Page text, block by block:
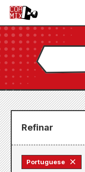
Refinar
Portuguese